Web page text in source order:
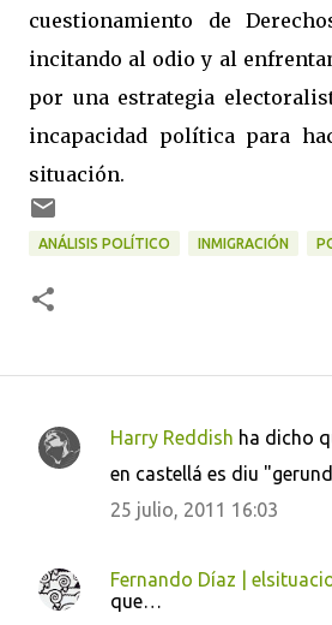
cuestionamiento de
incitando al odio y al
por una estrategia
incapacidad política para
situación.
ANÁLISIS POLÍTICO INMIGRACIÓN
C
n
Harry Reddish ha dicho
en castellá es diu
25 julio, 2011 16:03
Fernando Díaz |
que…